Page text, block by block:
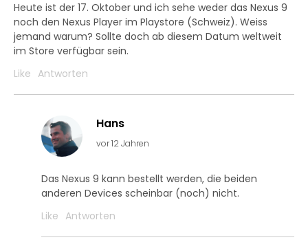
Heute ist der 17. Oktober und ich sehe weder das Nexus 9
noch den Nexus Player im Playstore (Schweiz). Weiss
jemand warum? Sollte doch ab diesem Datum weltweit
im Store verfügbar sein.
Like Antworten
Hans
vor 12 Jahren
Das Nexus 9 kann bestellt werden, die beiden
anderen Devices scheinbar (noch) nicht.
Like Antworten